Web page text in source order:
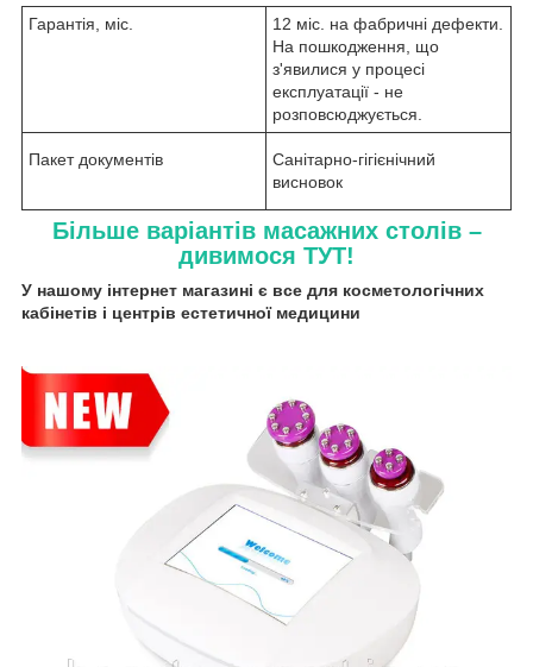
Гарантія, міс.
12 міс. на фабричні дефекти.
На пошкодження, що
з'явилися у процесі
експлуатації - не
розповсюджується.
Пакет документів
Санітарно-гігієнічний
висновок
Більше варіантів масажних столів –
дивимося ТУТ!
У нашому інтернет магазині є все для косметологічних
кабінетів і центрів естетичної медицини